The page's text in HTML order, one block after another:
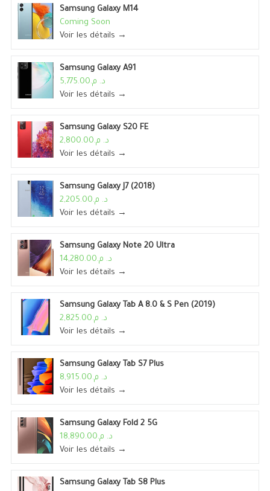
Samsung Galaxy M14
Coming Soon
Voir les détails →
Samsung Galaxy A91
د. م.5,775.00
Voir les détails →
Samsung Galaxy S20 FE
د. م.2,800.00
Voir les détails →
Samsung Galaxy J7 (2018)
د. م.2,205.00
Voir les détails →
Samsung Galaxy Note 20 Ultra
د. م.14,280.00
Voir les détails →
Samsung Galaxy Tab A 8.0 & S Pen (2019)
د. م.2,825.00
Voir les détails →
Samsung Galaxy Tab S7 Plus
د. م.8,915.00
Voir les détails →
Samsung Galaxy Fold 2 5G
د. م.18,890.00
Voir les détails →
Samsung Galaxy Tab S8 Plus